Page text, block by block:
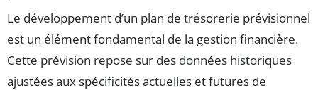
Le développement d’un plan de trésorerie prévisionnel
est un élément fondamental de la gestion financière.
Cette prévision repose sur des données historiques
ajustées aux spécificités actuelles et futures de